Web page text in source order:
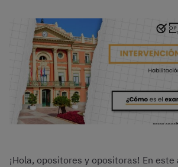
¡Hola, opositores y opositoras! En